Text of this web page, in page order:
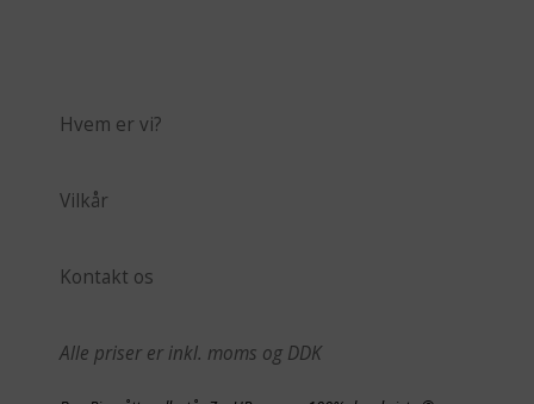
Hvem er vi?
Vilkår
Kontakt os
Alle priser er inkl. moms og DDK